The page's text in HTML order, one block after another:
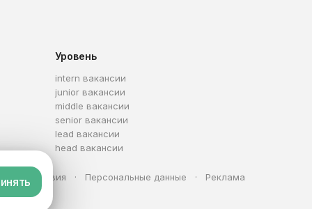
Уровень
intern вакансии
junior вакансии
middle вакансии
senior вакансии
lead вакансии
head вакансии
Условия Персональные данные Реклама